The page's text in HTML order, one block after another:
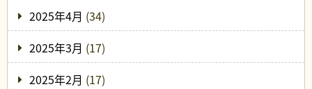
2025年4月 (34)
2025年3月 (17)
2025年2月 (17)